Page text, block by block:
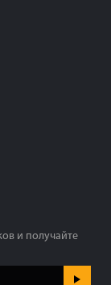
и получайте